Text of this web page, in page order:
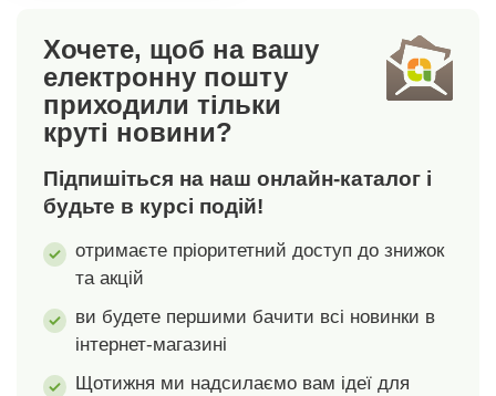
Прямий поділ.
Стандарт 100 згідно з
Oeko-Tex. Цей знак
вказує на текстильні
вироби, які пройшли
лабораторні
випробування на
шкідливих речовин, і
виріб є безпечним
стандарти. Можна
прати в пральній
машині.
Хочете, щоб на вашу
електронну пошту
приходили тільки
круті новини?
Підпишіться на наш онлайн-каталог і
будьте в курсі подій!
отримаєте пріоритетний доступ до знижок
та акцій
ви будете першими бачити всі новинки в
інтернет-магазині
Щотижня ми надсилаємо вам ідеї для